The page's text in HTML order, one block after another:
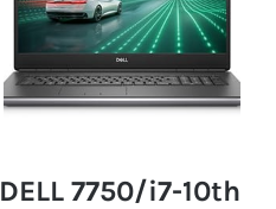
DELL 7750/i7-10th